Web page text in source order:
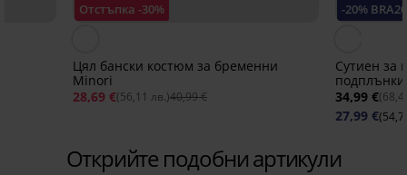
Отстъпка -30%
Цял бански костюм за бременни
Minori
28,69 €(56,11 лв.)40,99 €
-20% BRA20
Сутиен за
подплънки
34,99 €
27,99 €
Открийте подобни артикули